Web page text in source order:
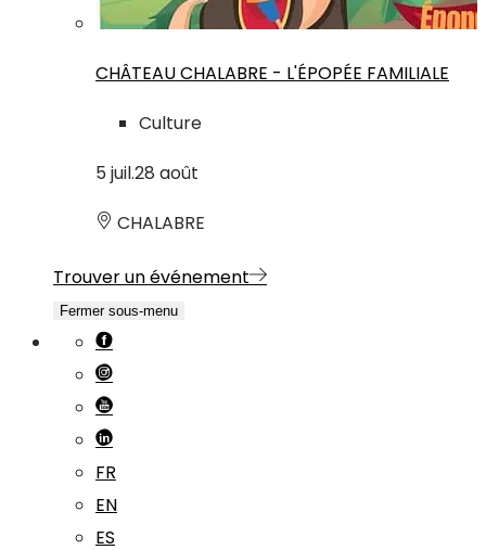
CHÂTEAU CHALABRE - L'ÉPOPÉE FAMILIALE
Culture
5 juil.28 août
CHALABRE
Trouver un événement
Fermer sous-menu
FR
EN
ES